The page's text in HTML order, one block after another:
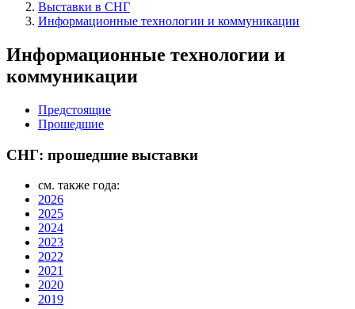
Выставки в СНГ
Информационные технологии и коммуникации
Информационные технологии и
коммуникации
Предстоящие
Прошедшие
СНГ: прошедшие выставки
см. также года:
2026
2025
2024
2023
2022
2021
2020
2019